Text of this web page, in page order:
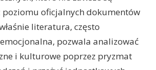
poziomu oficjalnych dokumentów
literatura, często
pozwala analizować
i kulturowe poprzez pryzmat